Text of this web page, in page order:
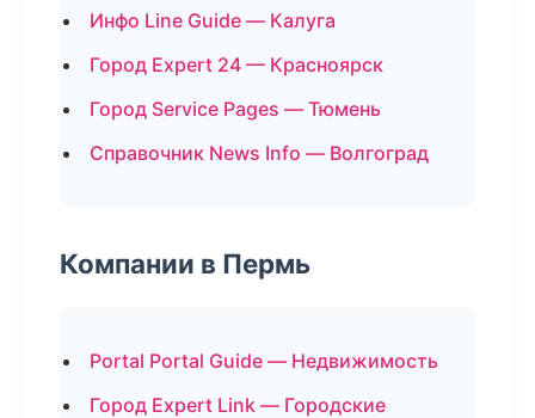
Инфо Line Guide — Калуга
Город Expert 24 — Красноярск
Город Service Pages — Тюмень
Справочник News Info — Волгоград
Компании в Пермь
Portal Portal Guide — Недвижимость
Город Expert Link — Городские